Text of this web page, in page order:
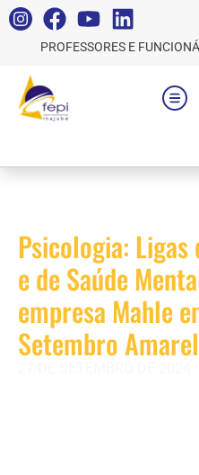
PROFESSORES E
Psicologia:
e de Saúde
empresa Mahle
Setembro